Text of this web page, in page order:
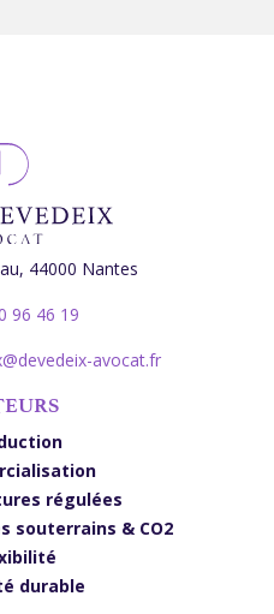
44000 Nantes
96 46 19
avocat.fr
régulées
souterrains & CO2
durable